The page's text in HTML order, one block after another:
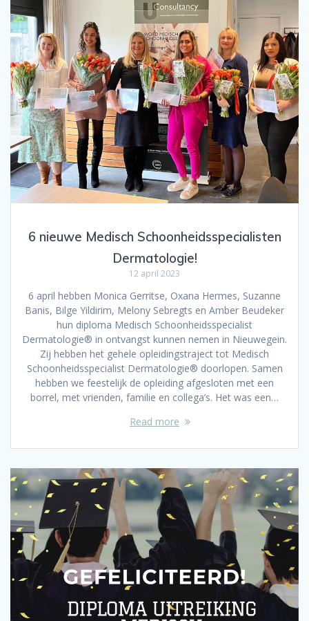
6 nieuwe Medisch Schoonheidsspecialisten
Dermatologie!
12 april 2023
6 april hebben Monica Gerritse, Oxana Hermes, Suzanne
Banis, Bilge Yildirim, Melony Sebregts en Amber Beudeker
hun diploma Medisch Schoonheidsspecialist
Dermatologie® in ontvangst kunnen nemen in Nieuwegein.
Zij hebben het gehele opleidingstraject tot Medisch
Schoonheidsspecialist Dermatologie® doorlopen. Samen
hebben we feestelijk de opleiding afgesloten met een
borrel, met vrienden, familie en collega’s. Het was een…
Read more